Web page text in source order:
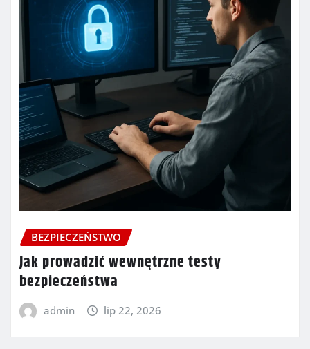
BEZPIECZEŃSTWO
Jak prowadzić wewnętrzne testy
bezpieczeństwa
admin lip 22, 2026